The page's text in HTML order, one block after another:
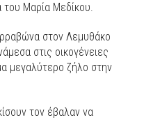
του Μαρία Μεδίκου.
στον Λεμυθάκο
στις οικογένειες
μεγαλύτερο ζήλο στην
τον έβαλαν να